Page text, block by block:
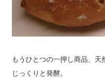
もうひとつの一押し商品、
じっくりと発酵。